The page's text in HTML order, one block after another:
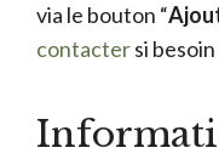
via le bouton “
contactersi